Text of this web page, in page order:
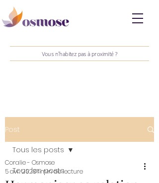
Vous n'habitez pas à proximité ?
Post
Tous les posts
Tous les posts
Coralie - Osmose
5 avr. 20231 min de lecture